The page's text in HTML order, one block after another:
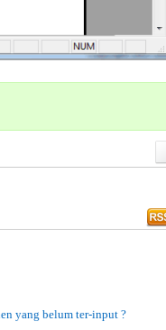
yang belum ter-input ?